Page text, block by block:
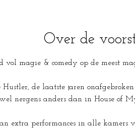
Over de
vol magie & comedy op de meest
Hustler, de laatste jaren
nergens anders dan in House of
extra performances in alle kamers